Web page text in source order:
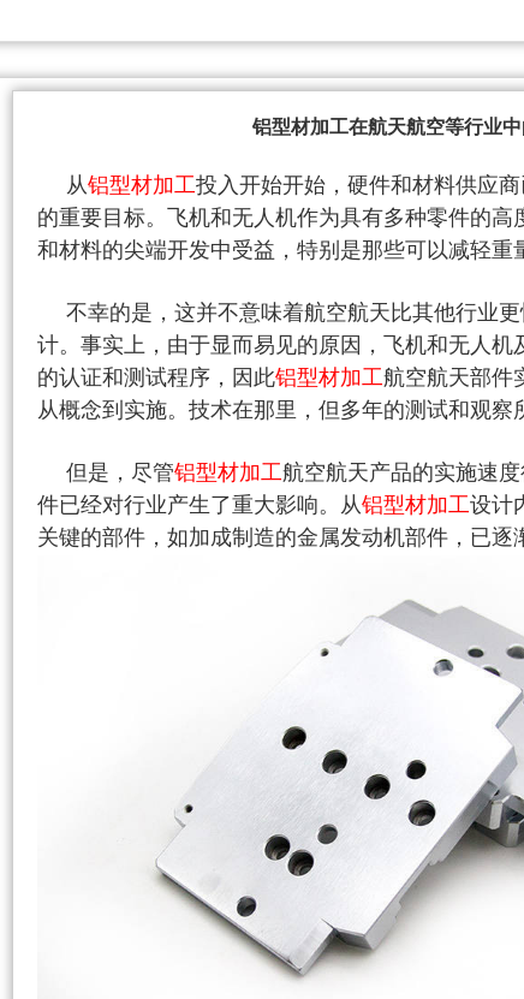
铝型材加工在航天航空等行业中
从铝型材加工投入开始开始，硬件和材料供应
的重要目标。飞机和无人机作为具有多种零件的
和材料的尖端开发中受益，特别是那些可以减轻重
不幸的是，这并不意味着航空航天比其他行业
计。事实上，由于显而易见的原因，
飞机和无人机
的认证和测试程序，因此铝型材加工航空航天部件
从概念到实施。技术在那里，但多年的测试和观察
但是，尽管铝型材加工航空航天产品的实施速
件已经对行业产生了重大影响。从铝型材加工设计
关键的部件，如加成制造的金属发动机部件，已逐